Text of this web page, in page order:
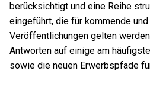
berücksichtigt und eine Reihe
eingeführt, die für kommende
Veröffentlichungen gelten
Antworten auf einige am
sowie die neuen Erwerbspfade